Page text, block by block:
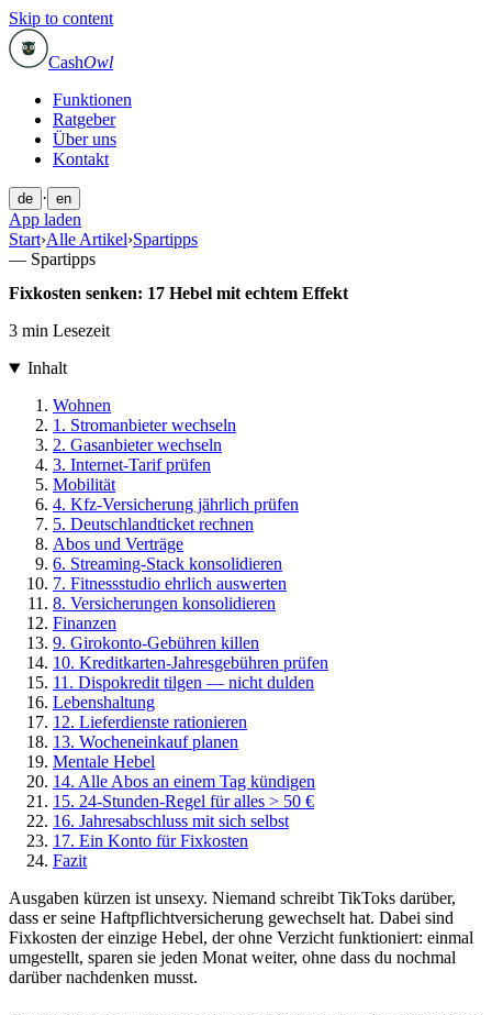
Skip to content
CashOwl
Funktionen
Ratgeber
Über uns
Kontakt
de · en
App laden
Start›Alle Artikel›Spartipps
— Spartipps
Fixkosten senken: 17 Hebel mit echtem Effekt
3 min Lesezeit
Inhalt
Wohnen
1. Stromanbieter wechseln
2. Gasanbieter wechseln
3. Internet-Tarif prüfen
Mobilität
4. Kfz-Versicherung jährlich prüfen
5. Deutschlandticket rechnen
Abos und Verträge
6. Streaming-Stack konsolidieren
7. Fitnessstudio ehrlich auswerten
8. Versicherungen konsolidieren
Finanzen
9. Girokonto-Gebühren killen
10. Kreditkarten-Jahresgebühren prüfen
11. Dispokredit tilgen — nicht dulden
Lebenshaltung
12. Lieferdienste rationieren
13. Wocheneinkauf planen
Mentale Hebel
14. Alle Abos an einem Tag kündigen
15. 24-Stunden-Regel für alles > 50 €
16. Jahresabschluss mit sich selbst
17. Ein Konto für Fixkosten
Fazit
Ausgaben kürzen ist unsexy. Niemand schreibt TikToks darüber,
dass er seine Haftpflichtversicherung gewechselt hat. Dabei sind
Fixkosten der einzige Hebel, der ohne Verzicht funktioniert: einmal
umgestellt, sparen sie jeden Monat weiter, ohne dass du nochmal
darüber nachdenken musst.